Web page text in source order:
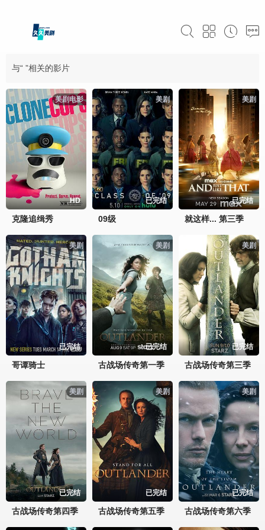
与“ ”相关的影片
美剧电影
HD
克隆追缉秀
美剧
已完结
09级
美剧
已完结
就这样... 第三季
美剧
已完结
哥谭骑士
美剧
已完结
古战场传奇第一季
美剧
已完结
古战场传奇第三季
美剧
已完结
古战场传奇第四季
美剧
已完结
古战场传奇第五季
美剧
已完结
古战场传奇第六季